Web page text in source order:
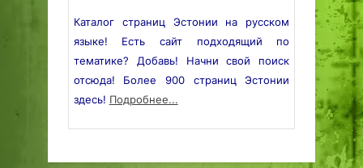
Каталог страниц Эстонии на русском
языке! Есть сайт подходящий по
тематике? Добавь! Начни свой поиск
отсюда! Более 900 страниц Эстонии
здесь! Подробнее...